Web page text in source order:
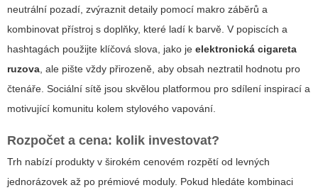
neutrální pozadí, zvýraznit detaily pomocí makro záběrů a
kombinovat přístroj s doplňky, které ladí k barvě. V popiscích a
hashtagách použijte klíčová slova, jako je elektronická cigareta
ruzova, ale pište vždy přirozeně, aby obsah neztratil hodnotu pro
čtenáře. Sociální sítě jsou skvělou platformou pro sdílení inspirací a
motivující komunitu kolem stylového vapování.
Rozpočet a cena: kolik investovat?
Trh nabízí produkty v širokém cenovém rozpětí od levných
jednorázovek až po prémiové moduly. Pokud hledáte kombinaci